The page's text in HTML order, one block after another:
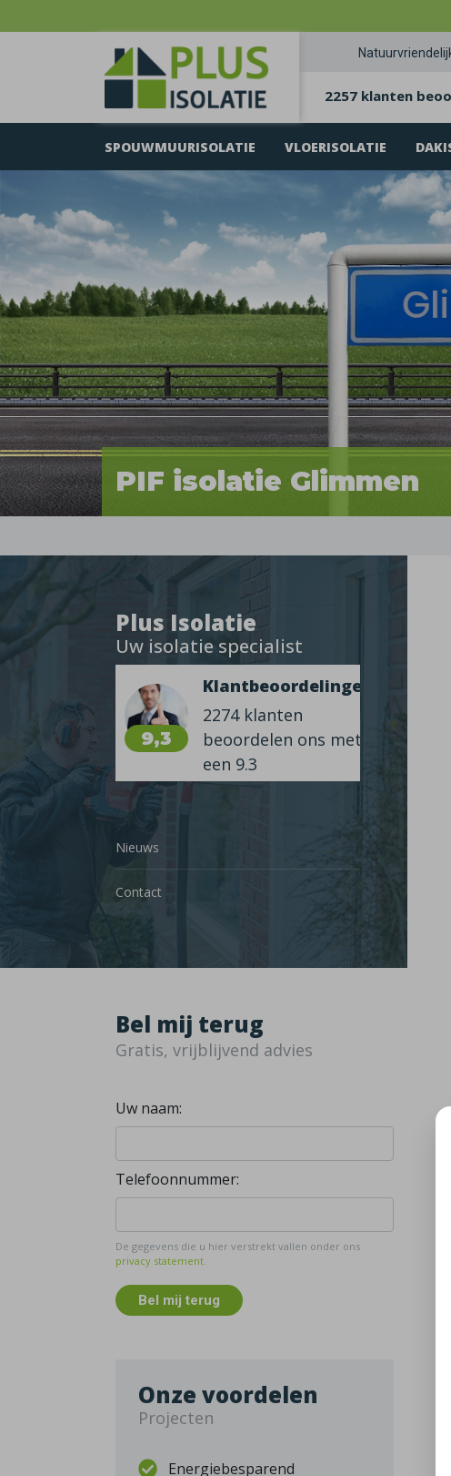
2257 klanten
SPOUWMUURISOLATIE VLOERISOLATIE
PIF isolatie Glimmen
Plus Isolatie
Uw isolatie specialist
9,3
Klantbeoordelingen
2274 klanten
beoordelen ons met
een 9.3
Nieuws
Contact
Bel mij terug
Gratis, vrijblijvend advies
Uw naam:
Telefoonnummer:
De gegevens die u hier verstrekt vallen onder ons
privacy statement.
Bel mij terug
Onze voordelen
Projecten
Energiebesparend